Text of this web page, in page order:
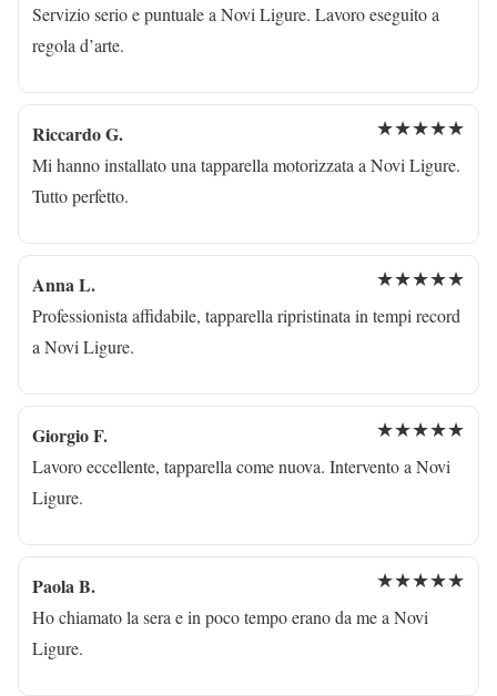
Servizio serio e puntuale a Novi Ligure. Lavoro eseguito a
regola d’arte.
Riccardo G. ★★★★★
Mi hanno installato una tapparella motorizzata a Novi Ligure.
Tutto perfetto.
Anna L. ★★★★★
Professionista affidabile, tapparella ripristinata in tempi record
a Novi Ligure.
Giorgio F. ★★★★★
Lavoro eccellente, tapparella come nuova. Intervento a Novi
Ligure.
Paola B. ★★★★★
Ho chiamato la sera e in poco tempo erano da me a Novi
Ligure.